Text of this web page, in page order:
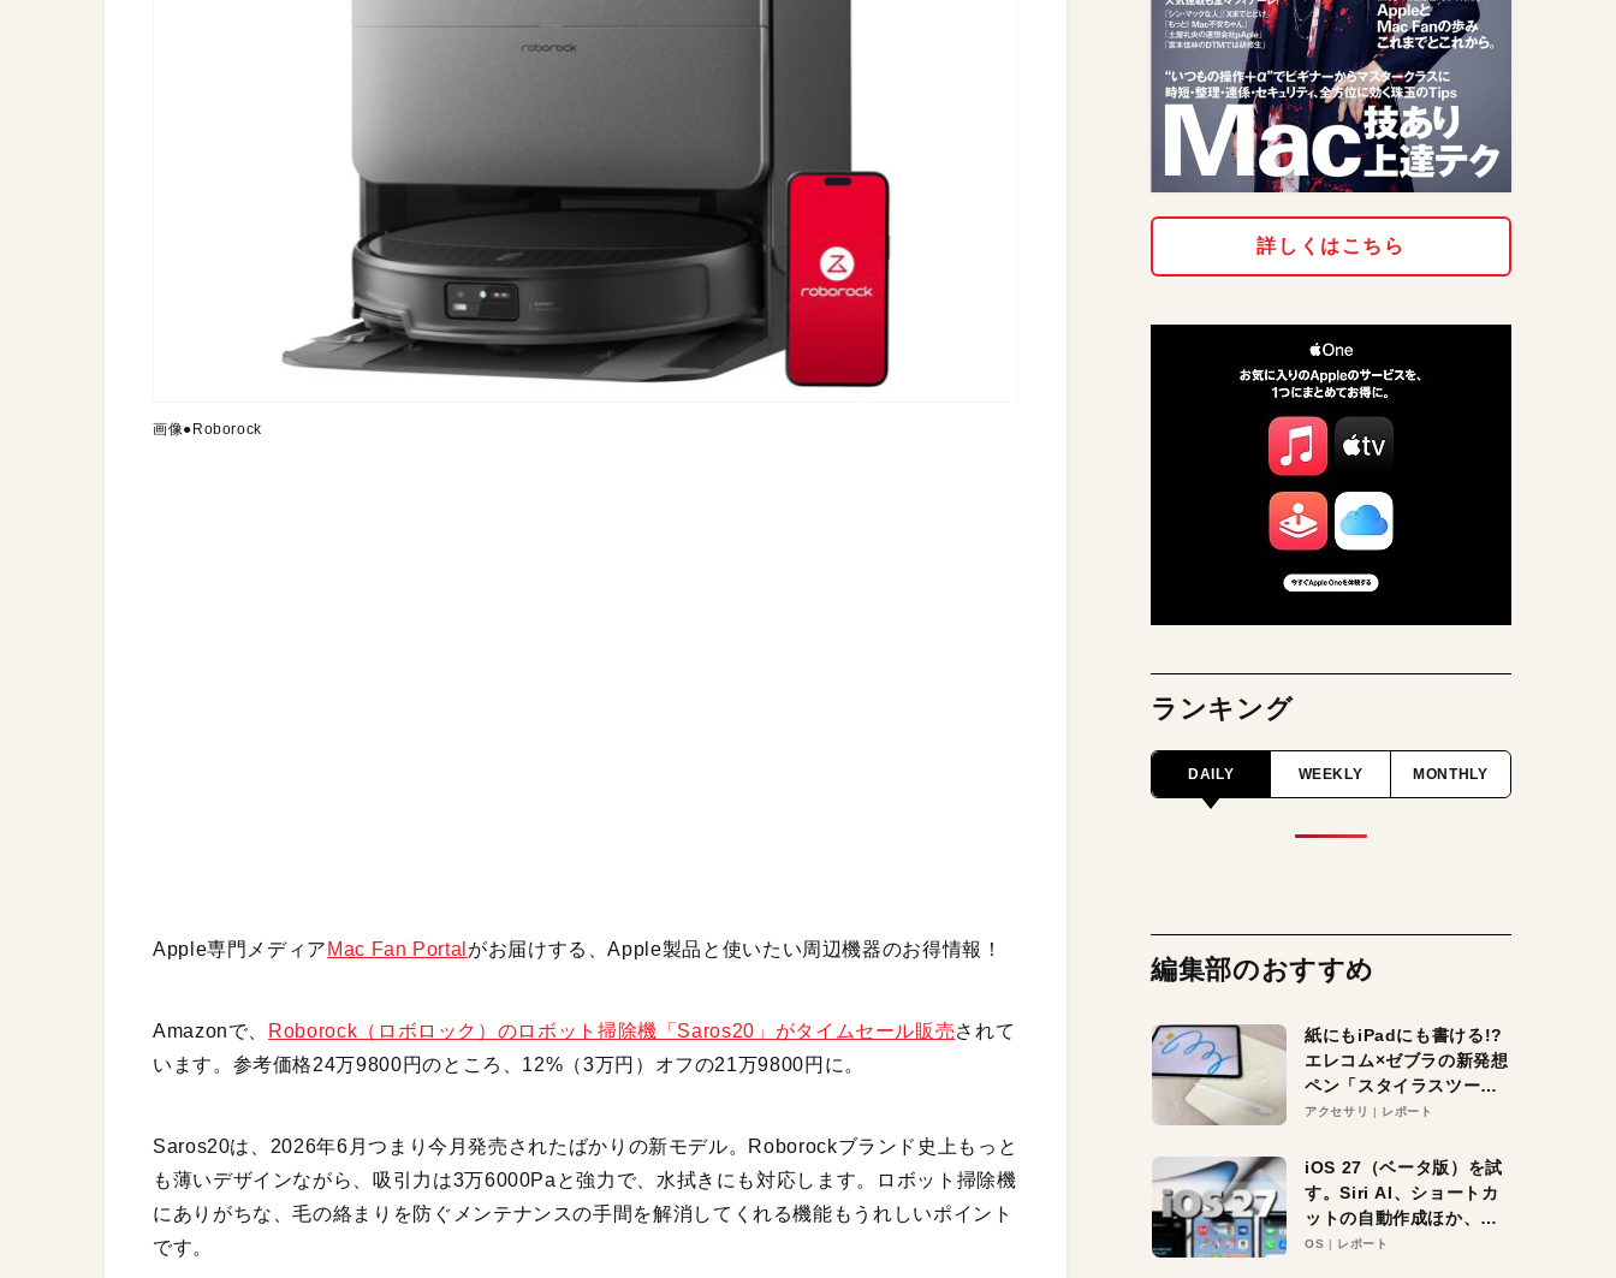
画像●Roborock
Apple専門メディア Mac Fan Portal がお届けする、Apple製品と使いたい周辺機器のお得情報！
Amazonで、 Roborock（ロボロック）のロボット掃除機「Saros20」がタイムセール販売されて
います。参考価格24万9800円のところ、12%（3万円）オフの21万9800円に。
Saros20は、2026年6月つまり今月発売されたばかりの新モデル。Roborockブランド史上もっと
も薄いデザインながら、吸引力は3万6000Paと強力で、水拭きにも対応します。ロボット掃除機
にありがちな、毛の絡まりを防ぐメンテナンスの手間を解消してくれる機能もうれしいポイント
です。
詳しくはこちら
ランキング
DAILY WEEKLY MONTHLY
編集部のおすすめ
紙にもiPadにも書ける!?
エレコム×ゼブラの新発想
ペン「スタイラスツーウ
ェイ」レビュー。持ち替
アクセサリ レポート
iOS 27（ベータ版）を試
す。Siri AI、ショートカ
ットの自動作成ほか、期
待大の便利機能5選。
OS レポート